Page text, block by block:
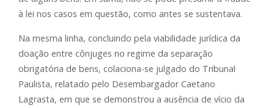
à lei nos casos em questão, como antes se sustentava.
Na mesma linha, concluindo pela viabilidade jurídica da
doação entre cônjuges no regime da separação
obrigatória de bens, colaciona-se julgado do Tribunal
Paulista, relatado pelo Desembargador Caetano
Lagrasta, em que se demonstrou a ausência de vício da